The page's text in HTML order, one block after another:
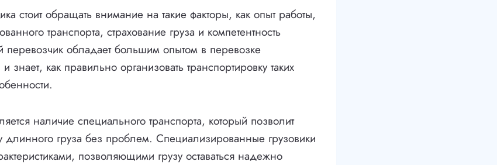
стоит обращать внимание на такие факторы, как опыт работы,
транспорта, страхование груза и компетентность
обладает большим опытом в перевозке
как правильно организовать транспортировку таких
наличие специального транспорта, который позволит
длинного груза без проблем. Специализированные грузовики
позволяющими грузу оставаться надежно